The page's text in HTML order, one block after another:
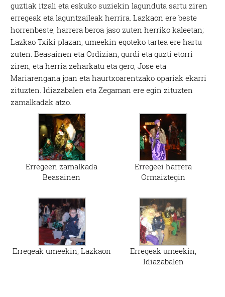
guztiak itzali eta eskuko suziekin lagunduta sartu ziren
erregeak eta laguntzaileak herrira. Lazkaon ere beste
horrenbeste; harrera beroa jaso zuten herriko kaleetan;
Lazkao Txiki plazan, umeekin egoteko tartea ere hartu
zuten. Beasainen eta Ordizian, gurdi eta guzti etorri
ziren, eta herria zeharkatu eta gero, Jose eta
Mariarengana joan eta haurtxoarentzako opariak ekarri
zituzten. Idiazabalen eta Zegaman ere egin zituzten
zamalkadak atzo.
Erregeen zamalkada
Beasainen
Erregeei harrera
Ormaiztegin
Erregeak umeekin, Lazkaon
Erregeak umeekin,
Idiazabalen